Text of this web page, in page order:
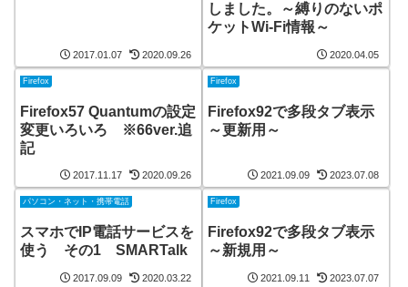
2017.01.07 2020.09.26
しました。～縛りのないポ
ケットWi-Fi情報～
2020.04.05
Firefox
Firefox57 Quantumの設定
変更いろいろ ※66ver.追
記
2017.11.17 2020.09.26
Firefox
Firefox92で多段タブ表示
～更新用～
2021.09.09 2023.07.08
パソコン・ネット・携帯電話
スマホでIP電話サービスを
使う その1 SMARTalk
2017.09.09 2020.03.22
Firefox
Firefox92で多段タブ表示
～新規用～
2021.09.11 2023.07.07